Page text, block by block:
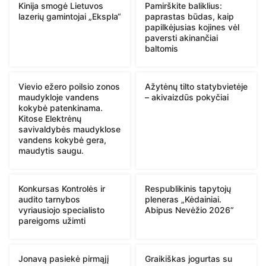
Kinija smogė Lietuvos
lazerių gamintojai „Ekspla“
Pamirškite baliklius:
paprastas būdas, kaip
papilkėjusias kojines vėl
paversti akinančiai
baltomis
Vievio ežero poilsio zonos
maudykloje vandens
kokybė patenkinama.
Kitose Elektrėnų
savivaldybės maudyklose
vandens kokybė gera,
maudytis saugu.
Ažytėnų tilto statybvietėje
– akivaizdūs pokyčiai
Konkursas Kontrolės ir
audito tarnybos
vyriausiojo specialisto
pareigoms užimti
Respublikinis tapytojų
pleneras „Kėdainiai.
Abipus Nevėžio 2026“
Jonavą pasiekė pirmąjį
Graikiškas jogurtas su